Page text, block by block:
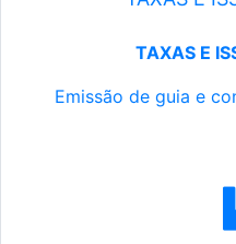
TAXAS E
Emissão de guia e